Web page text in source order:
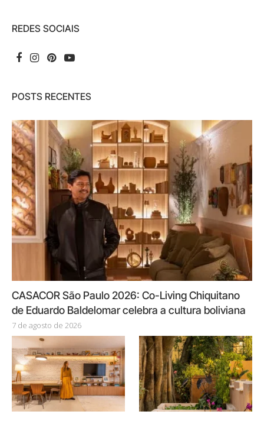
REDES SOCIAIS
POSTS RECENTES
CASACOR São Paulo 2026: Co-Living Chiquitano
de Eduardo Baldelomar celebra a cultura boliviana
7 de agosto de 2026